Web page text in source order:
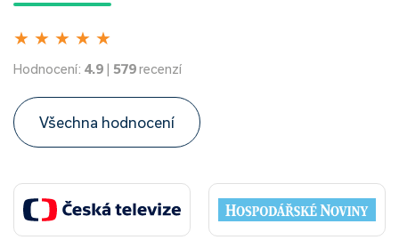
★ ★ ★ ★ ★
Hodnocení: 4.9 | 579recenzí
Všechna hodnocení